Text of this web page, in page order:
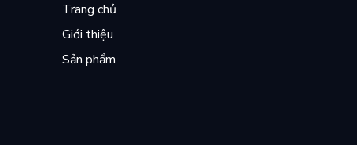
Trang chủ
Giới thiệu
Sản phẩm